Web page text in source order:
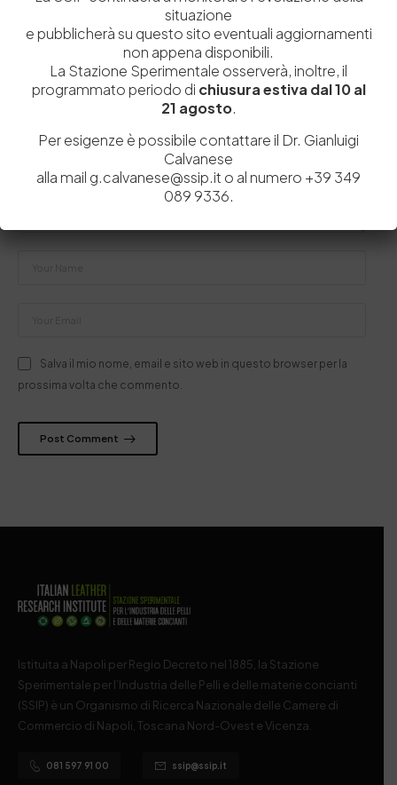
Lascia un commento
Il tuo indirizzo email non sarà pubblicato.
I campi obbligatori sono
contrassegnati
Salva il mio nome, email e sito web in questo browser per la
prossima volta che commento.
Post Comment
Istituita a Napoli per Regio Decreto nel 1885, la Stazione
Sperimentale per l’Industria delle Pelli e delle materie concianti
(SSIP) è un Organismo di Ricerca Nazionale delle Camere di
Commercio di Napoli, Toscana Nord-Ovest e Vicenza.
081 597 91 00 ssip@ssip.it
situazione
e pubblicherà su questo sito eventuali aggiornamenti
non appena disponibili.
La Stazione Sperimentale osserverà, inoltre, il
programmato periodo di chiusura estiva dal 10 al
21 agosto.
Per esigenze è possibile contattare il Dr. Gianluigi
Calvanese
alla mail g.calvanese@ssip.it o al numero +39 349
089 9336.